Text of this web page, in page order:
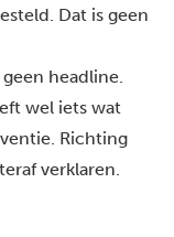
Dat is geen
headline.
wel iets wat
Richting
verklaren.